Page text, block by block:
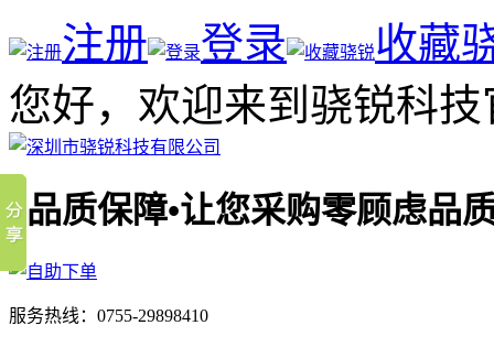
注册 登录
收藏
您好，欢迎来到骁锐科
品
服务热线： 0755-29898410